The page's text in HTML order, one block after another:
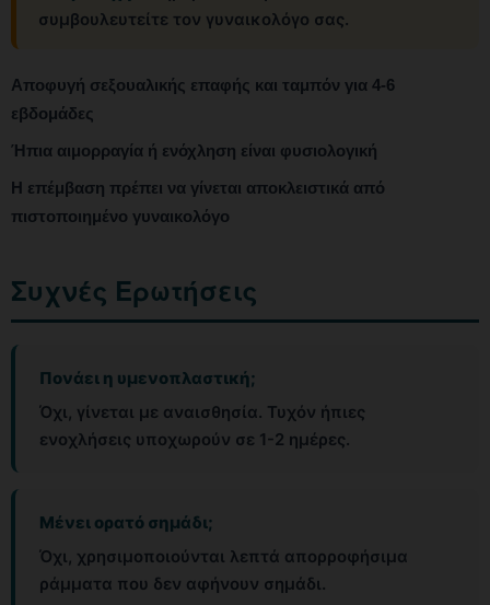
συμβουλευτείτε τον γυναικολόγο σας.
Αποφυγή σεξουαλικής επαφής και ταμπόν για 4-6
εβδομάδες
Ήπια αιμορραγία ή ενόχληση είναι φυσιολογική
Η επέμβαση πρέπει να γίνεται αποκλειστικά από
πιστοποιημένο γυναικολόγο
Συχνές Ερωτήσεις
Πονάει η υμενοπλαστική;
Όχι, γίνεται με αναισθησία. Τυχόν ήπιες
ενοχλήσεις υποχωρούν σε 1-2 ημέρες.
Μένει ορατό σημάδι;
Όχι, χρησιμοποιούνται λεπτά απορροφήσιμα
ράμματα που δεν αφήνουν σημάδι.